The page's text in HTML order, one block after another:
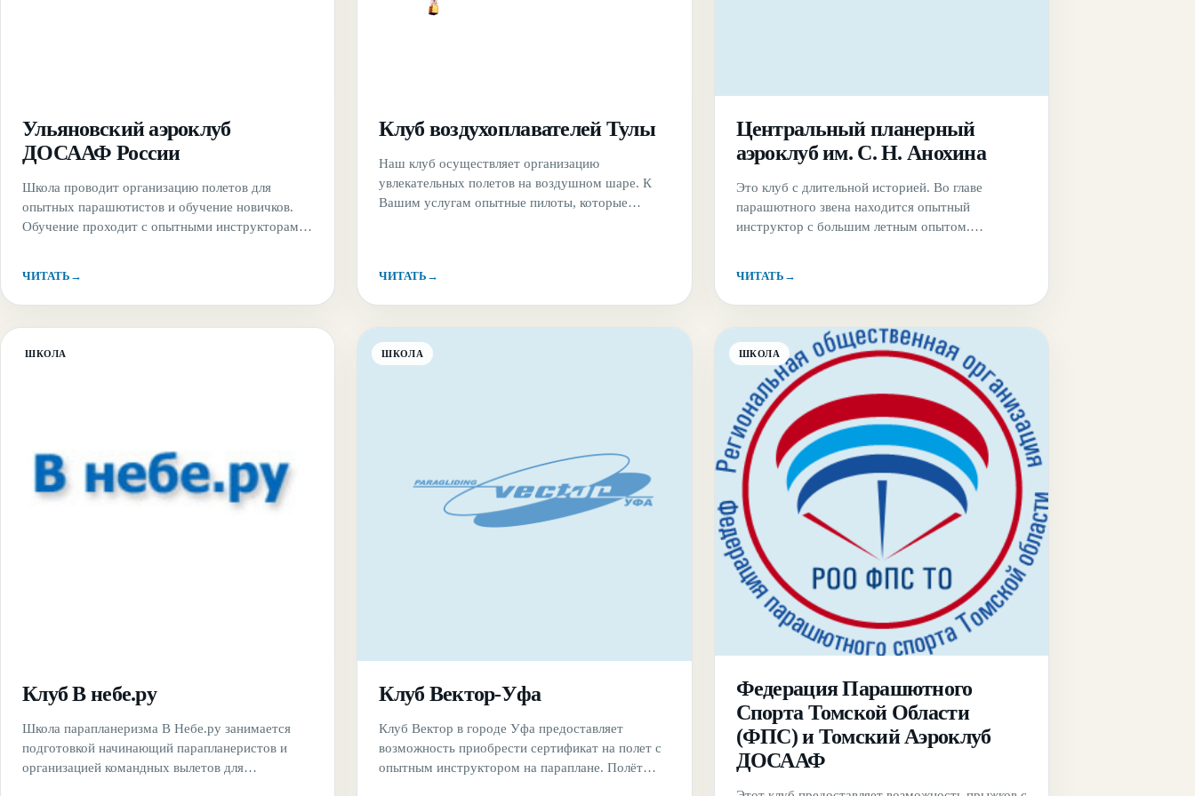
Ульяновский аэроклуб
ДОСААФ России
Школа проводит организацию полетов для
опытных парашютистов и обучение новичков.
Обучение проходит с опытными инструкторами
&#8220;Белый ключ&#8221; расположена
недалеко от живописного берега реки Волги. До
ЧИТАТЬ →
Клуб воздухоплавателей Тулы
Наш клуб осуществляет организацию
увлекательных полетов на воздушном шаре. К
Вашим услугам опытные пилоты, которые
на большой высоте (на высоте птичьего полета).
ЧИТАТЬ →
Центральный планерный
аэроклуб им. С. Н. Анохина
Это клуб с длительной историей. Во главе
парашютного звена находится опытный
инструктор с большим летным опытом.
прыжков предоставляется вся необходимая
экипировка.
ЧИТАТЬ →
ШКОЛА
Клуб В небе.ру
Школа парапланеризма В Небе.ру занимается
подготовкой начинающий парапланеристов и
организацией командных вылетов для
ШКОЛА
Клуб Вектор-Уфа
Клуб Вектор в городе Уфа предоставляет
возможность приобрести сертификат на полет с
опытным инструктором на параплане. Полёт
ШКОЛА
Федерация Парашютного
Спорта Томской Области
(ФПС) и Томский Аэроклуб
ДОСААФ